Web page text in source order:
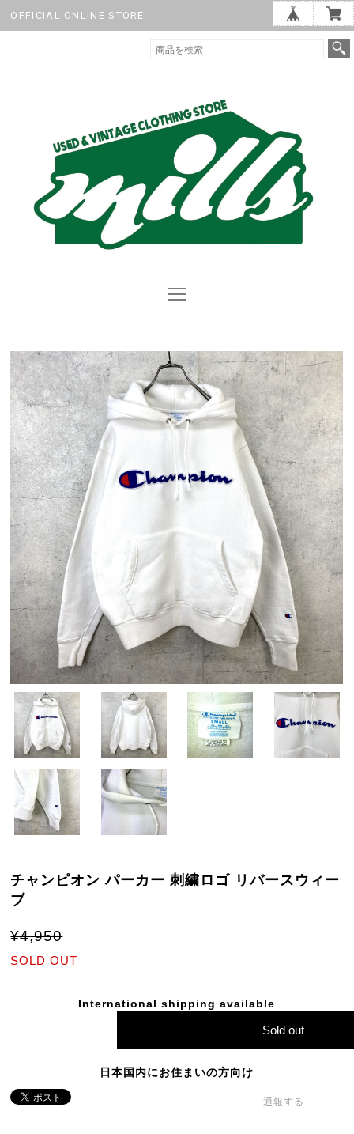
OFFICIAL ONLINE STORE
チャンピオン パーカー 刺繍ロゴ リバースウィー
ブ
¥4,950
SOLD OUT
International shipping available
Sold out
日本国内にお住まいの方向け
通報する